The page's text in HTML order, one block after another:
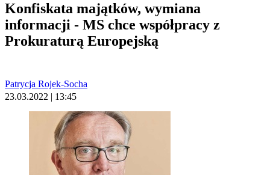
Konfiskata majątków, wymiana
informacji - MS chce współpracy z
Prokuraturą Europejską
Patrycja Rojek-Socha
23.03.2022 | 13:45